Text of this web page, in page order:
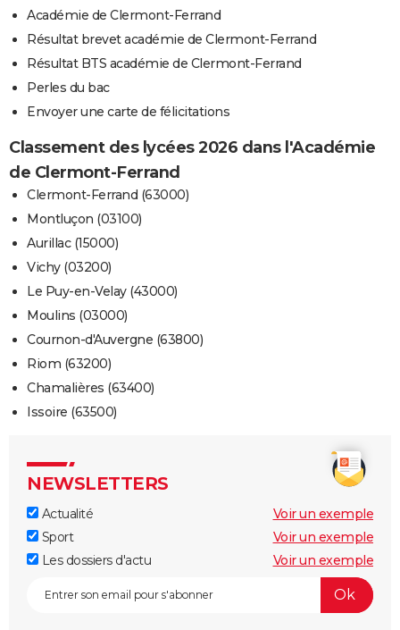
Académie de Clermont-Ferrand
Résultat brevet académie de Clermont-Ferrand
Résultat BTS académie de Clermont-Ferrand
Perles du bac
Envoyer une carte de félicitations
Classement des lycées 2026 dans l'Académie
de Clermont-Ferrand
Clermont-Ferrand (63000)
Montluçon (03100)
Aurillac (15000)
Vichy (03200)
Le Puy-en-Velay (43000)
Moulins (03000)
Cournon-d'Auvergne (63800)
Riom (63200)
Chamalières (63400)
Issoire (63500)
NEWSLETTERS
Actualité
Voir un exemple
Sport
Voir un exemple
Les dossiers d'actu
Voir un exemple